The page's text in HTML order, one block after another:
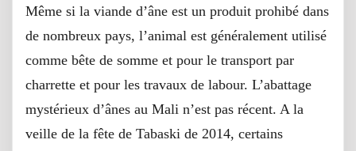
Même si la viande d’âne est un produit prohibé dans
de nombreux pays, l’animal est généralement utilisé
comme bête de somme et pour le transport par
charrette et pour les travaux de labour. L’abattage
mystérieux d’ânes au Mali n’est pas récent. A la
veille de la fête de Tabaski de 2014, certains